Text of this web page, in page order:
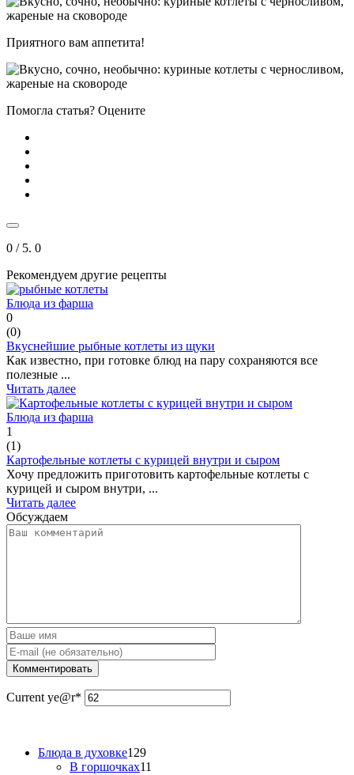
Приятного вам аппетита!
Помогла статья? Оцените
0 / 5. 0
Рекомендуем другие рецепты
Блюда из фарша
0
(0)
Вкуснейшие рыбные котлеты из щуки
Как известно, при готовке блюд на пару сохраняются все
полезные ...
Читать далее
Блюда из фарша
1
(1)
Картофельные котлеты с курицей внутри и сыром
Хочу предложить приготовить картофельные котлеты с
курицей и сыром внутри, ...
Читать далее
Обсуждаем
Current ye@r*
Блюда в духовке129
В горшочках11